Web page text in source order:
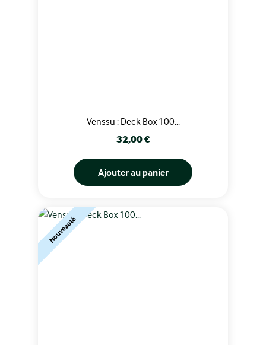
Venssu : Deck Box 100...
Prix
32,00 €
Ajouter au panier
Nouveauté